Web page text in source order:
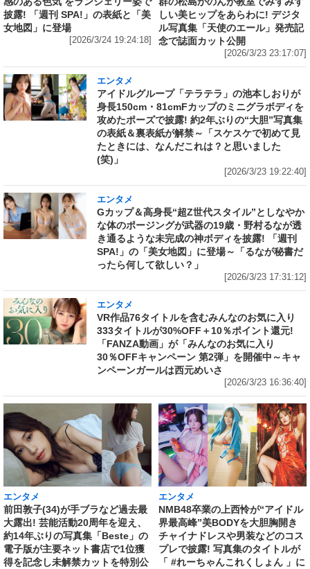
披露! 「週刊 SPA!」の表紙と「美
女地図」に登場
[2026/3/24 19:24:18]
しい美ヒップをあらわに! デジタ
ル写真集「天使のエール」発売記
念で誌面カット公開
[2026/3/23 23:17:07]
エンタメ
アイドルグループ「テラテラ」の池本しおりが
身長150cm・81cmFカップのミニグラボディを
攻めたポーズで披露! 約2年ぶりの“大胆”写真集
の表紙＆裏表紙が解禁～「スケスケで初めて見
たときには、なんだこれは？と思いました
(笑)」
[2026/3/23 19:22:40]
エンタメ
Gカップ＆高身長“超Z世代スタイル”としなやか
な体のポージングが武器の19歳・野村るなが透
き通るような未完成の神ボディを披露! 「週刊
SPA!」の「美女地図」に登場～「るなが秘書だ
ったら何して欲しい？」
[2026/3/23 17:31:12]
エンタメ
VR作品76タイトルを含むみんなのお気に入り
333タイトルが30%OFF＋10％ポイント還元!
「FANZA動画」が「みんなのお気に入り
30％OFFキャンペーン 第2弾」を開催中～キャ
ンペーンガールは西元めいさ
[2026/3/23 16:36:40]
エンタメ
前田敦子(34)が手ブラなど過去最
大露出! 芸能活動20周年を迎え、
約14年ぶりの写真集「Beste」の
電子版が主要ネット書店で1位獲
得を記念し未解禁カットを特別公
エンタメ
NMB48卒業の上西怜が“アイドル
界最高峰”美BODYを大胆胸開き
チャイナドレスや男装などのコス
プレで披露! 写真集のタイトルが
「 #れーちゃんこれくしょん 」に